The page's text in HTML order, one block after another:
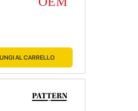
AL CARRELLO